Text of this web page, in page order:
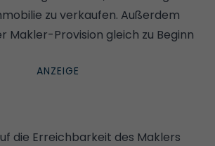
zu verkaufen. Außerdem
Makler-Provision gleich zu Beginn
die Erreichbarkeit des Maklers